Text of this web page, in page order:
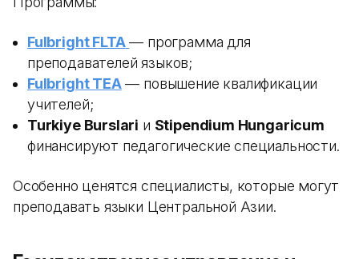
Fulbright FLTA — программа для
преподавателей языков;
Fulbright TEA— повышение квалификации
учителей;
Turkiye Burslari и Stipendium Hungaricum
финансируют педагогические специальности.
Особенно ценятся специалисты, которые могут
преподавать языки Центральной Азии.